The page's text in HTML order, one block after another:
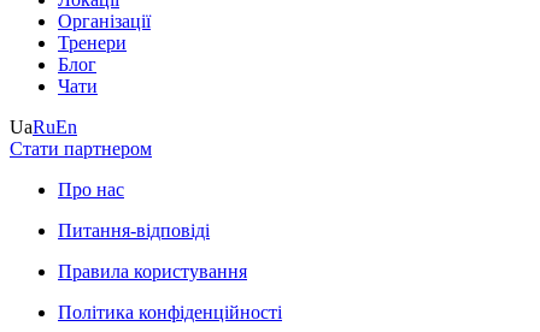
Організації
Тренери
Блог
Чати
UaRuEn
Стати партнером
Про нас
Питання-відповіді
Правила користування
Політика конфіденційності